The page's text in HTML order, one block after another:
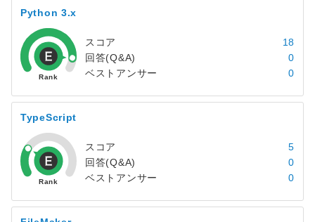
Python 3.x
スコア
18
回答(Q&A)
0
ベストアンサー
0
TypeScript
スコア
5
回答(Q&A)
0
ベストアンサー
0